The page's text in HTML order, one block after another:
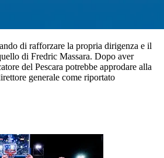
di rafforzare la propria dirigenza e il
di Fredric Massara. Dopo aver
del Pescara potrebbe approdare alla
generale come riportato